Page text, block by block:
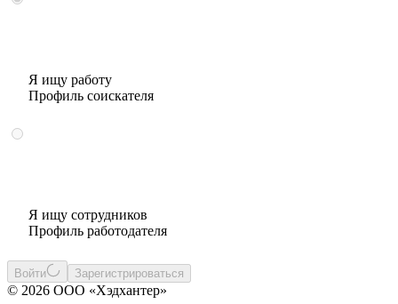
Я ищу работу
Профиль соискателя
Я ищу сотрудников
Профиль работодателя
Войти Зарегистрироваться
© 2026 ООО «Хэдхантер»